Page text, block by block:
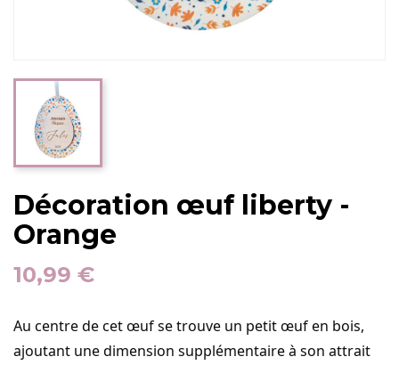
Décoration œuf liberty -
Orange
10,99 €
Au centre de cet œuf se trouve un petit œuf en bois,
ajoutant une dimension supplémentaire à son attrait